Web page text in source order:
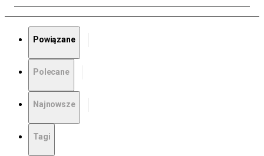
Powiązane
Polecane
Najnowsze
Tagi